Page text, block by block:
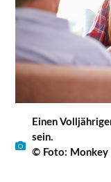
Einen
sein.
© Foto: Monkey